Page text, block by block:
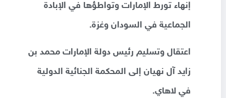
إنهاء تورط الإمارات وتواطؤها في الإبادة
الجماعية في السودان وغزة.
اعتقال وتسليم رئيس دولة الإمارات محمد بن
زايد آل نهيان إلى المحكمة الجنائية الدولية
في لاهاي.